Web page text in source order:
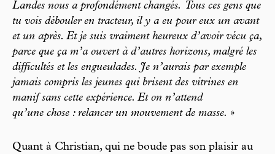
Landes nous a profondément changés. Tous ces gens que
tu vois débouler en tracteur, il y a eu pour eux un avant
et un après. Et je suis vraiment heureux d’avoir vécu ça,
parce que ça m’a ouvert à d’autres horizons, malgré les
difficultés et les engueulades. Je n’aurais par exemple
jamais compris les jeunes qui brisent des vitrines en
manif sans cette expérience. Et on n’attend
qu’une chose : relancer un mouvement de masse. »
Quant à Christian, qui ne boude pas son plaisir au